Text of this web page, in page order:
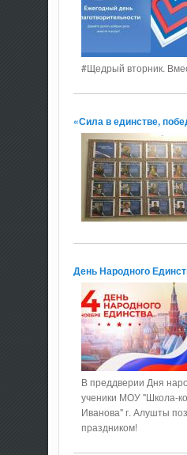
#Щедрый вторник.
«Сила в единстве,
День Народного
В преддверии Дня
ученики МОУ "Школа-
Иванова" г. Алушты
праздником!